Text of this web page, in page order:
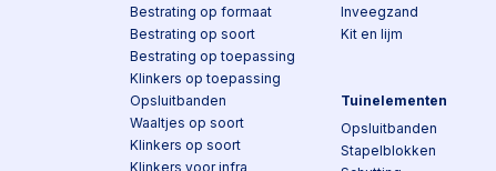
Bestrating op formaat
Bestrating op soort
Bestrating op toepassing
Klinkers op toepassing
Opsluitbanden
Waaltjes op soort
Klinkers op soort
Klinkers voor infra
Inveegzand
Kit en lijm
Tuinelementen
Opsluitbanden
Stapelblokken